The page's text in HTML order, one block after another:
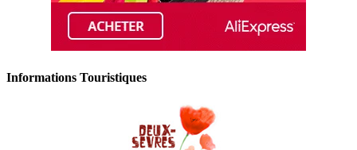
Informations Touristiques